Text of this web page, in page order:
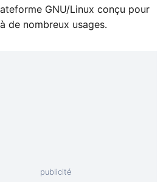
GNU/Linux conçu pour
de nombreux usages.